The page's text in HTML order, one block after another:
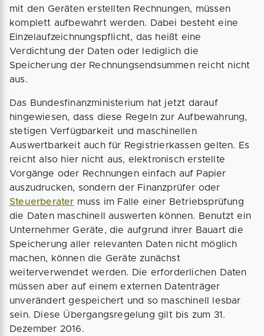
mit den Geräten erstellten Rechnungen, müssen
komplett aufbewahrt werden. Dabei besteht eine
Einzelaufzeichnungspflicht, das heißt eine
Verdichtung der Daten oder lediglich die
Speicherung der Rechnungsendsummen reicht nicht
aus.
Das Bundesfinanzministerium hat jetzt darauf
hingewiesen, dass diese Regeln zur Aufbewahrung,
stetigen Verfügbarkeit und maschinellen
Auswertbarkeit auch für Registrierkassen gelten. Es
reicht also hier nicht aus, elektronisch erstellte
Vorgänge oder Rechnungen einfach auf Papier
auszudrucken, sondern der Finanzprüfer oder
Steuerberater muss im Falle einer Betriebsprüfung
die Daten maschinell auswerten können. Benutzt ein
Unternehmer Geräte, die aufgrund ihrer Bauart die
Speicherung aller relevanten Daten nicht möglich
machen, können die Geräte zunächst
weiterverwendet werden. Die erforderlichen Daten
müssen aber auf einem externen Datenträger
unverändert gespeichert und so maschinell lesbar
sein. Diese Übergangsregelung gilt bis zum 31.
Dezember 2016.